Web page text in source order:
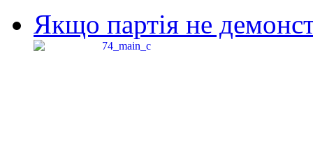
Якщо партія не